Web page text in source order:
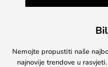
Nemojte propustiti naše
najnovije trendove u